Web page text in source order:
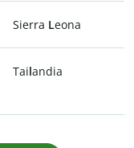
Sierra Leona
Tailandia